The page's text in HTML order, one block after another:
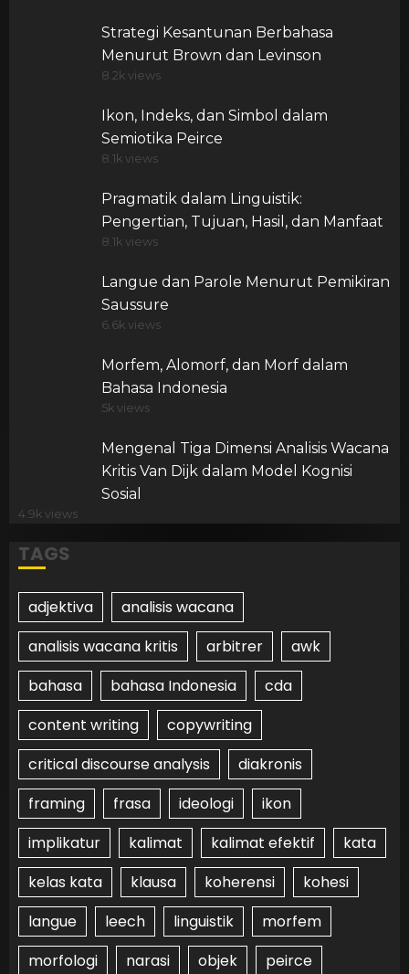
Strategi Kesantunan Berbahasa
Menurut Brown dan Levinson
8.2k views
Ikon, Indeks, dan Simbol dalam
Semiotika Peirce
8.1k views
Pragmatik dalam Linguistik:
Pengertian, Tujuan, Hasil, dan Manfaat
8.1k views
Langue dan Parole Menurut Pemikiran
Saussure
6.6k views
Morfem, Alomorf, dan Morf dalam
Bahasa Indonesia
5k views
Mengenal Tiga Dimensi Analisis Wacana
Kritis Van Dijk dalam Model Kognisi
Sosial
4.9k views
TAGS
adjektiva
analisis wacana
analisis wacana kritis
arbitrer
awk
bahasa
bahasa Indonesia
cda
content writing
copywriting
critical discourse analysis
diakronis
framing
frasa ideologi
ikon
implikatur
kalimat kalimat efektif
kata
kelas kata
klausa koherensi
kohesi
langue
leech linguistik
morfem
morfologi
narasi objek
peirce